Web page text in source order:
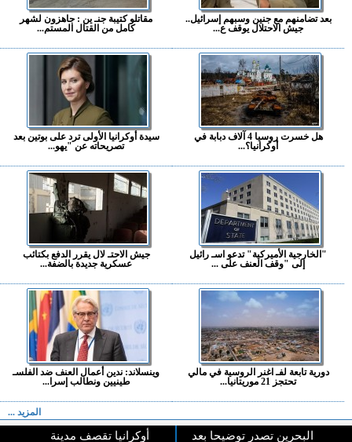
بعد تضامنهم مع جنين وسبهم إسرائيل..
جيش الاحتلال يوقف ع...
مقاتلو كتيبة جنـ ين : جاهزون لشهر
كامل من القتال المستم...
هل خسرت روسيا 4 آلاف دبابة في
أوكرانيا؟...
سيدة أوكرانيا الأولى ترد على بوتين بعد
تصريحاته عن "يهو...
"الخارجية الأميركية" تدعو اسـ رائيل
إلى "وقف العنف على ...
جيش الاحتـ لال يقرر الدفع بكتائب
عسكرية جديدة بالضفة...
دورية تابعة لفـ اغنر الروسية في مالي
تحتجز 21 موريتانيا...
وينسلاند: ندين أعمال العنف ضد الفلسـ
طينيين ونطالب إسرا...
المزيد ...
البحرين تصدر توضيحا بعد
أوكرانيا تقصف مدينة